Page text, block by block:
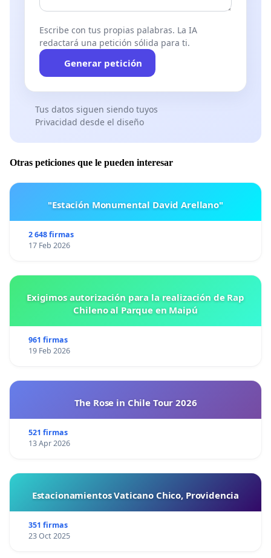
Escribe con tus propias palabras. La IA
redactará una petición sólida para ti.
Generar petición
Tus datos siguen siendo tuyos
Privacidad desde el diseño
Otras peticiones que le pueden interesar
"Estación Monumental David Arellano"
2 648 firmas
17 Feb 2026
Exigimos autorización para la realización de Rap
Chileno al Parque en Maipú
961 firmas
19 Feb 2026
The Rose in Chile Tour 2026
521 firmas
13 Apr 2026
Estacionamientos Vaticano Chico, Providencia
351 firmas
23 Oct 2025